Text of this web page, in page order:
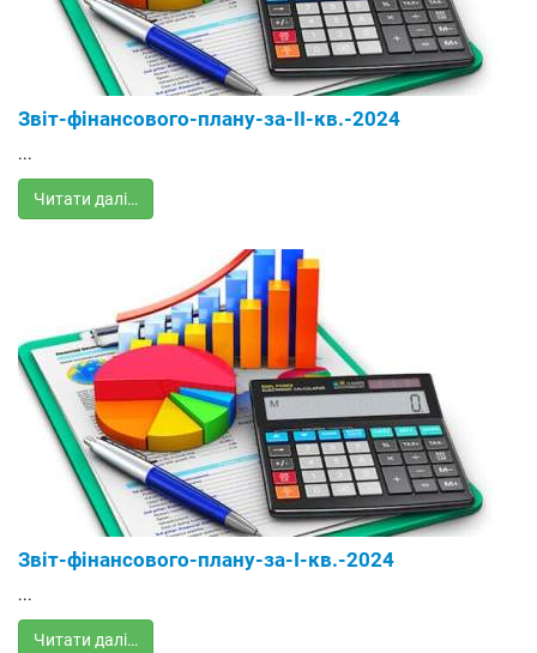
Звіт-фінансового-плану-за-ІІ-кв.-2024
...
Читати далі…
Звіт-фінансового-плану-за-І-кв.-2024
...
Читати далі…